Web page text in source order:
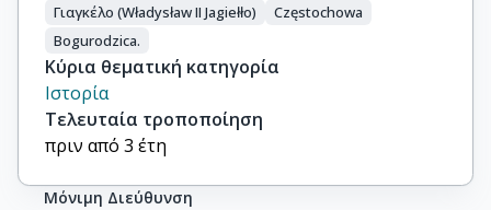
Γιαγκέλο (Władysław II Jagiełło)
Częstochowa
Bogurodzica.
Κύρια θεματική κατηγορία
Ιστορία
Τελευταία τροποποίηση
πριν από 3 έτη
Μόνιμη Διεύθυνση